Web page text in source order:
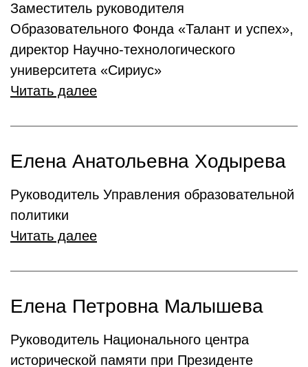
Заместитель руководителя
Образовательного Фонда «Талант и успех»,
директор Научно-технологического
университета «Сириус»
Читать далее
Елена Анатольевна Ходырева
Руководитель Управления образовательной
политики
Читать далее
Елена Петровна Малышева
Руководитель Национального центра
исторической памяти при Президенте